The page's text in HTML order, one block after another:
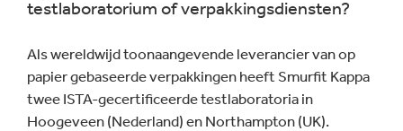
testlaboratorium of verpakkingsdiensten?
Als wereldwijd toonaangevende leverancier van op
papier gebaseerde verpakkingen heeft Smurfit Kappa
twee ISTA-gecertificeerde testlaboratoria in
Hoogeveen (Nederland) en Northampton (UK).